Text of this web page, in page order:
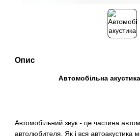
Опис
Автомобільна
Автомобільний звук - це частина
автолюбителя. Як і вся